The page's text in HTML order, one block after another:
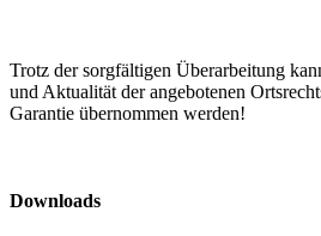
Trotz der sorgfältigen Überarbeitung
und Aktualität der angebotenen
Garantie übernommen werden!
Downloads